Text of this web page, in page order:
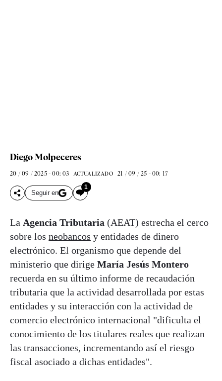
Diego Molpeceres
20 / 09 / 2025 - 00: 03 ACTUALIZADO 21 / 09 / 25 - 00: 17
Seguir en
1
La Agencia Tributaria (AEAT) estrecha el cerco
sobre los neobancos y entidades de dinero
electrónico. El organismo que depende del
ministerio que dirige María Jesús Montero
recuerda en su último informe de recaudación
tributaria que la actividad desarrollada por estas
entidades y su interacción con la actividad de
comercio electrónico internacional "dificulta el
conocimiento de los titulares reales que realizan
las transacciones, incrementando así el riesgo
fiscal asociado a dichas entidades".